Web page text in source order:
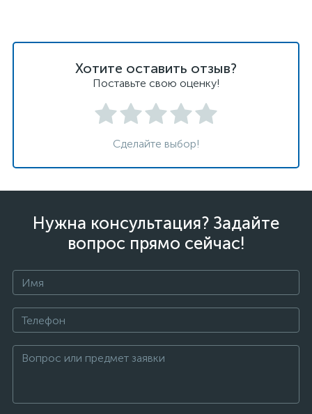
Хотите оставить отзыв?
Поставьте свою оценку!
Сделайте выбор!
Нужна консультация? Задайте
вопрос прямо сейчас!